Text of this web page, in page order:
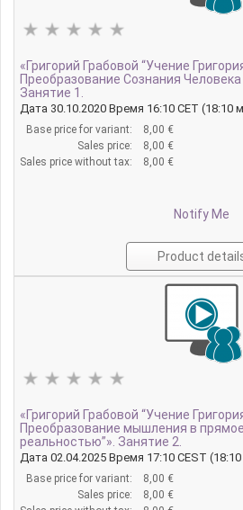
«Григорий Грабовой “Учение
Преобразование Сознания Человека
Занятие 1.
Дата 30.10.2020 Время 16:10 CET (18:10
Base price for variant:
8,00 €
Sales price:
8,00 €
Sales price without tax:
8,00 €
Notify Me
Product
«Григорий Грабовой “Учение
Преобразование мышления в
реальностью”». Занятие 2.
Дата 02.04.2025 Время 17:10 CEST (18:10
Base price for variant:
8,00 €
Sales price:
8,00 €